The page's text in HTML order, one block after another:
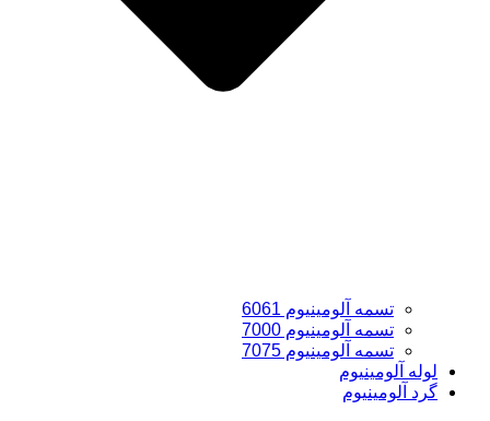
تسمه آلومینیوم 6061
تسمه آلومینیوم 7000
تسمه آلومینیوم 7075
لوله آلومینیوم
گرد آلومینیوم